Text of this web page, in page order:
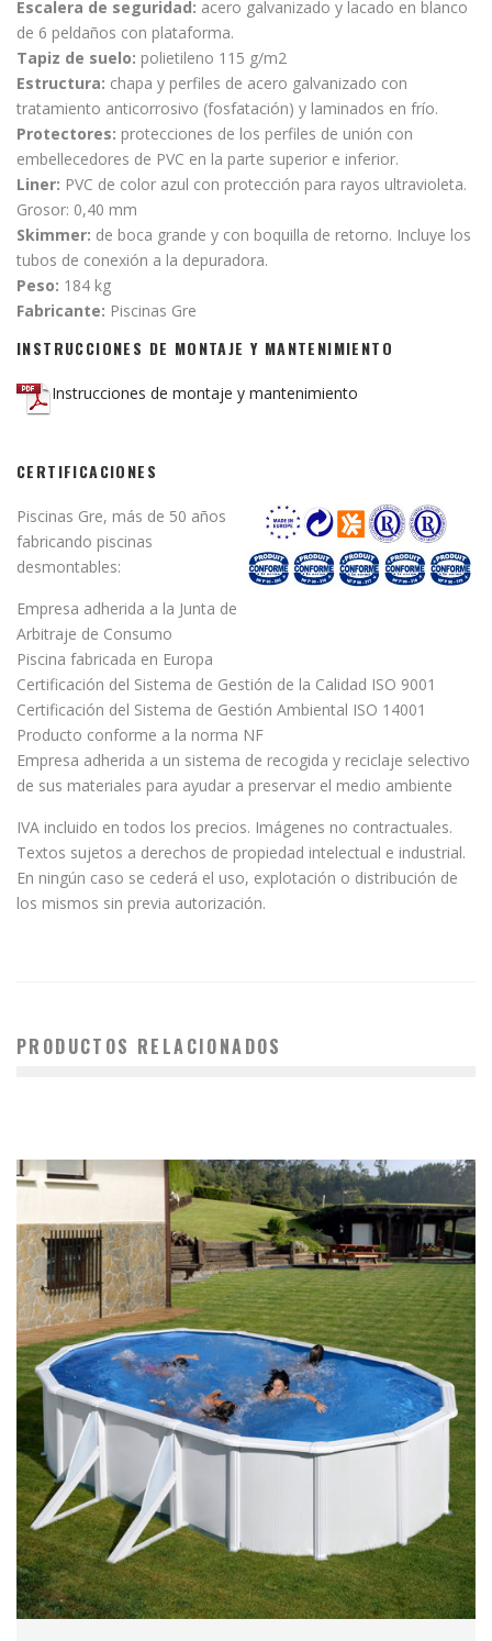
Escalera de seguridad: acero galvanizado y lacado en blanco
de 6 peldaños con plataforma.
Tapiz de suelo: polietileno 115 g/m2
Estructura: chapa y perfiles de acero galvanizado con
tratamiento anticorrosivo (fosfatación) y laminados en frío.
Protectores: protecciones de los perfiles de unión con
embellecedores de PVC en la parte superior e inferior.
Liner: PVC de color azul con protección para rayos ultravioleta.
Grosor: 0,40 mm
Skimmer: de boca grande y con boquilla de retorno. Incluye los
tubos de conexión a la depuradora.
Peso: 184 kg
Fabricante: Piscinas Gre
INSTRUCCIONES DE MONTAJE Y MANTENIMIENTO
Instrucciones de montaje y mantenimiento
CERTIFICACIONES
Piscinas Gre, más de 50 años
fabricando piscinas
desmontables:
Empresa adherida a la Junta de
Arbitraje de Consumo
Piscina fabricada en Europa
Certificación del Sistema de Gestión de la Calidad ISO 9001
Certificación del Sistema de Gestión Ambiental ISO 14001
Producto conforme a la norma NF
Empresa adherida a un sistema de recogida y reciclaje selectivo
de sus materiales para ayudar a preservar el medio ambiente
IVA incluido en todos los precios. Imágenes no contractuales.
Textos sujetos a derechos de propiedad intelectual e industrial.
En ningún caso se cederá el uso, explotación o distribución de
los mismos sin previa autorización.
PRODUCTOS RELACIONADOS